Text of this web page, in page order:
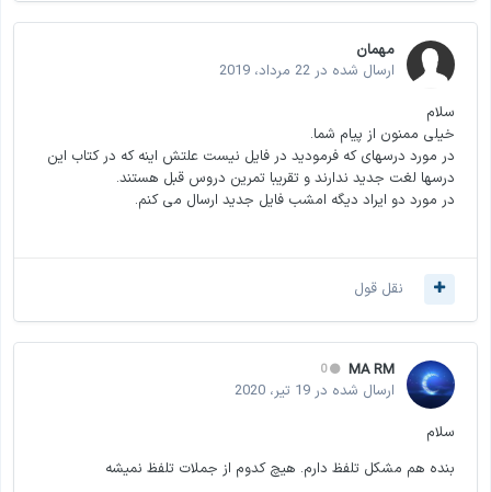
مهمان
ارسال شده در 22 مرداد، 2019
سلام
خیلی ممنون از پیام شما.
در مورد درسهای که فرمودید در فایل نیست علتش اینه که در کتاب این
درسها لغت جدید ندارند و تقریبا تمرین دروس قبل هستند.
در مورد دو ایراد دیگه امشب فایل جدید ارسال می کنم.
نقل قول
MA RM
0
ارسال شده در 19 تیر، 2020
سلام
بنده هم مشکل تلفظ دارم. هیچ کدوم از جملات تلفظ نمیشه